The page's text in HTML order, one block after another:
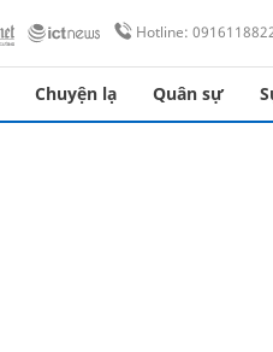
Hotline:
Chuyện lạ Quân sự